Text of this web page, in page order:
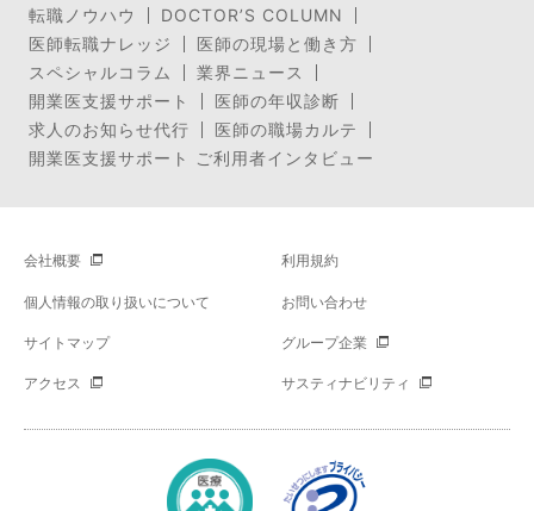
転職ノウハウ
DOCTOR’S COLUMN
医師転職ナレッジ
医師の現場と働き方
スペシャルコラム
業界ニュース
開業医支援サポート
医師の年収診断
求人のお知らせ代行
医師の職場カルテ
開業医支援サポート ご利用者インタビュー
会社概要 利用規約
個人情報の取り扱いについて お問い合わせ
サイトマップ グループ企業
アクセス サスティナビリティ